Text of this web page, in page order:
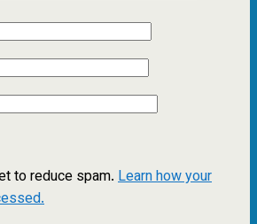
to reduce spam. Learn how your